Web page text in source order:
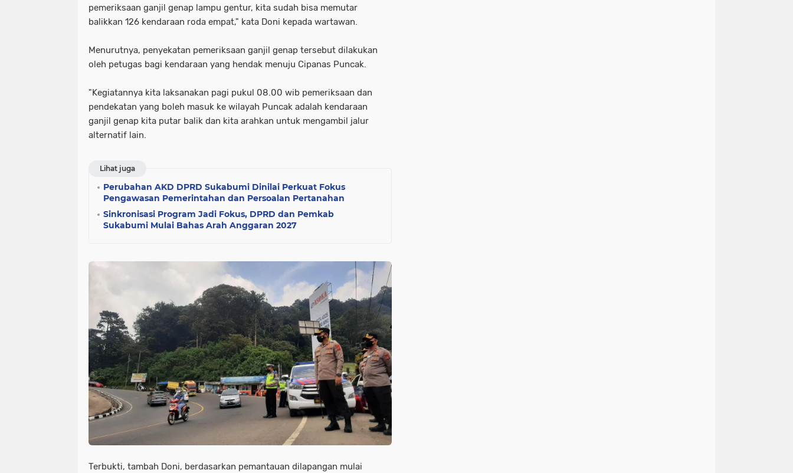
pemeriksaan ganjil genap lampu gentur, kita sudah bisa memutar
balikkan 126 kendaraan roda empat," kata Doni kepada wartawan.
Menurutnya, penyekatan pemeriksaan ganjil genap tersebut dilakukan
oleh petugas bagi kendaraan yang hendak menuju Cipanas Puncak.
"Kegiatannya kita laksanakan pagi pukul 08.00 wib pemeriksaan dan
pendekatan yang boleh masuk ke wilayah Puncak adalah kendaraan
ganjil genap kita putar balik dan kita arahkan untuk mengambil jalur
alternatif lain.
Lihat juga
Perubahan AKD DPRD Sukabumi Dinilai Perkuat Fokus
Pengawasan Pemerintahan dan Persoalan Pertanahan
Sinkronisasi Program Jadi Fokus, DPRD dan Pemkab
Sukabumi Mulai Bahas Arah Anggaran 2027
Terbukti, tambah Doni, berdasarkan pemantauan dilapangan mulai